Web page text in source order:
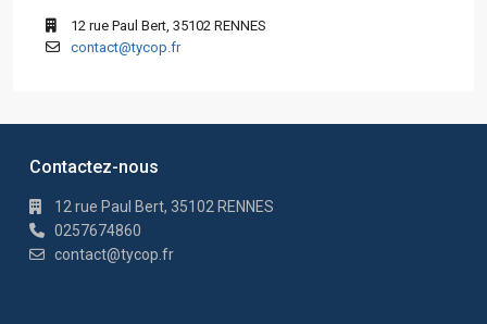
12 rue Paul Bert, 35102 RENNES
contact@tycop.fr
Contactez-nous
12 rue Paul Bert, 35102 RENNES
0257674860
contact@tycop.fr